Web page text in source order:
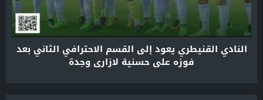
النادي القنيطري يعود إلى القسم الاحترافي الثاني بعد
فوزه على حسنية لازاري وجدة